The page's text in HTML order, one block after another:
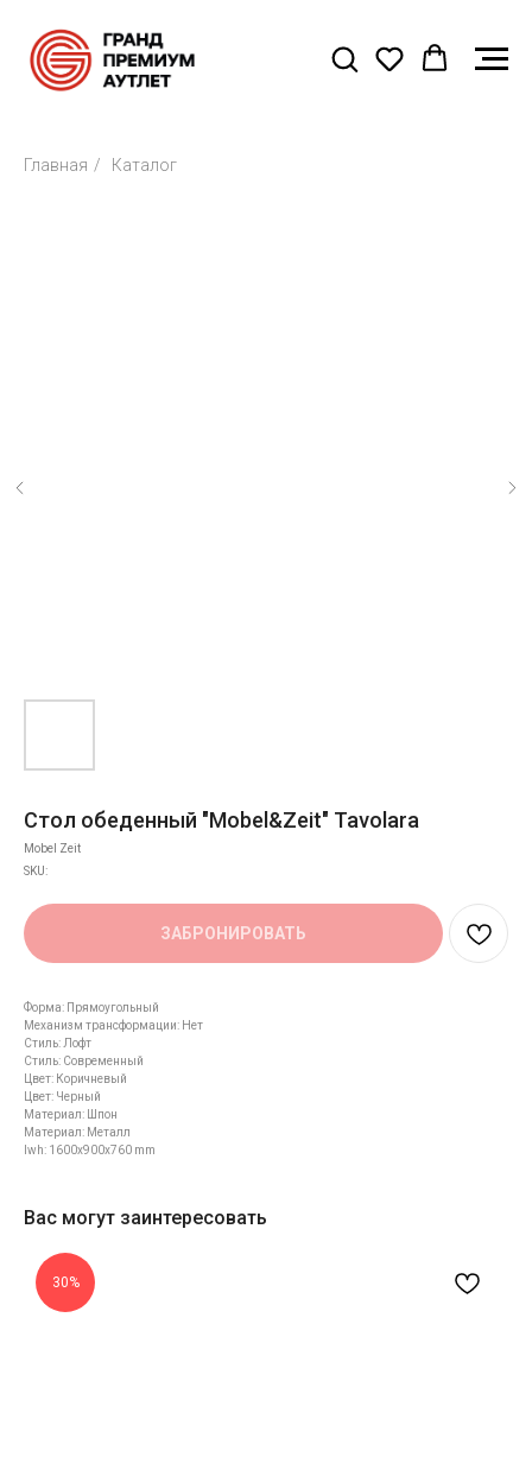
Главная / Каталог
Стол обеденный "Mobel&Zeit" Tavolara
Mobel Zeit
SKU:
ЗАБРОНИРОВАТЬ
Форма: Прямоугольный
Механизм трансформации: Нет
Стиль: Лофт
Стиль: Современный
Цвет: Коричневый
Цвет: Черный
Материал: Шпон
Материал: Металл
lwh: 1600x900x760 mm
Вас могут заинтересовать
30%